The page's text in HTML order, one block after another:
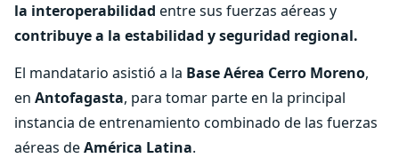
la interoperabilidad entre sus fuerzas aéreas y
contribuye a la estabilidad y seguridad regional.
El mandatario asistió a la Base Aérea Cerro Moreno,
en Antofagasta, para tomar parte en la principal
instancia de entrenamiento combinado de las fuerzas
aéreas deAmérica Latina.